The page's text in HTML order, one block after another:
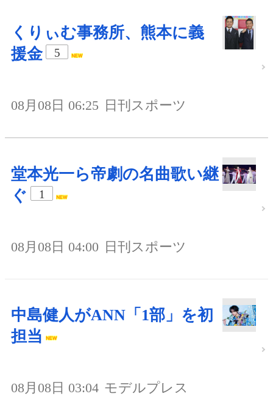
くりぃむ事務所、熊本に義
援金
5
08月08日 06:25 日刊スポーツ
堂本光一ら帝劇の名曲歌い継
ぐ
1
08月08日 04:00 日刊スポーツ
中島健人がANN「1部」を初
担当
08月08日 03:04 モデルプレス